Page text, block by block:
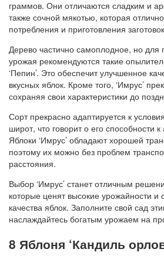
граммов. Они отличаются сладким и
также сочной мякотью, которая
потребления и приготовления
Дерево частично самоплодное, но для
урожая рекомендуются такие
‘Пепин’. Это обеспечит улучшенное
вкусных яблок. Кроме того, ‘Имрус’
сохраняя свои характеристики до
Сорт прекрасно адаптируется к
широт, что говорит о его способности
Яблоки ‘Имрус’ обладают хорошей
поэтому их можно без проблем
расстояния.
Выбор ‘Имрус’ станет отличным
которые ценят высокие урожайности и
качества яблок. Заполните свой сад
наслаждайтесь богатым урожаем на
8 Яблоня ‘Кандиль